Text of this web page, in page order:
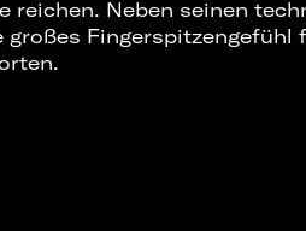
reichen. Neben seinen
großes